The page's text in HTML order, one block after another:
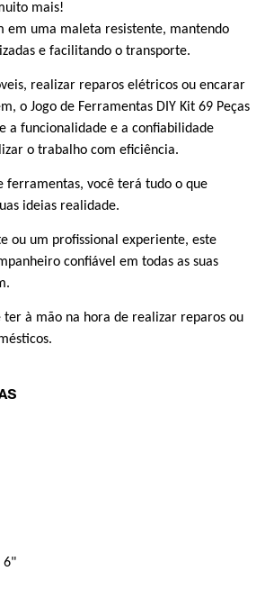
mais!
em uma maleta resistente, mantendo
e facilitando o transporte.
realizar reparos elétricos ou encarar
o Jogo de Ferramentas DIY Kit 69 Peças
a funcionalidade e a confiabilidade
o trabalho com eficiência.
ferramentas, você terá tudo o que
ideias realidade.
ou um profissional experiente, este
confiável em todas as suas
ter à mão na hora de realizar reparos ou
6"